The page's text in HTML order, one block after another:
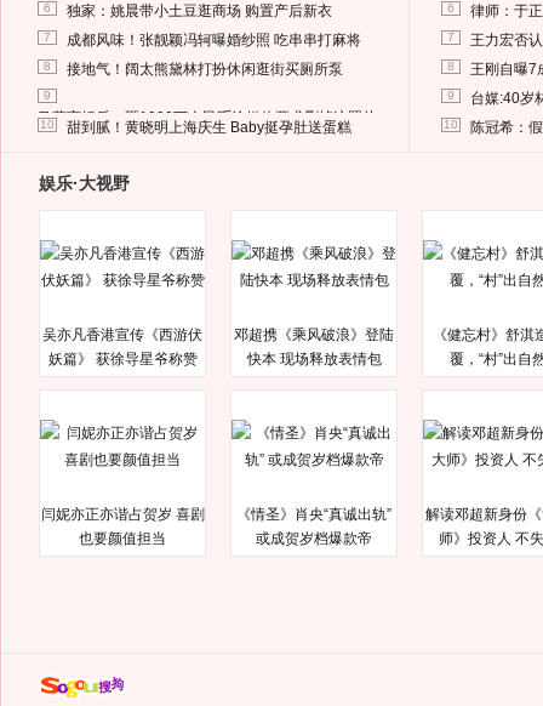
6 独家：姚晨带小土豆逛商场 购置产后新衣
7 成都风味！张靓颖冯轲曝婚纱照 吃串串打麻将
8 接地气！阔太熊黛林打扮休闲逛街买厕所泵
9
马蓉离婚后，砸1000万人民币给媒体要求删掉这照片
10 甜到腻！黄晓明上海庆生 Baby挺孕肚送蛋糕
6 律师：于
7 王力宏否
8 王刚自曝7
9 台媒:40岁
10 陈冠希：
娱乐·大视野
吴亦凡香港宣传《西游伏
妖篇》 获徐导星爷称赞
邓超携《乘风破浪》登陆
快本 现场释放表情包
《健忘村》舒淇
覆，“村”出自
闫妮亦正亦谐占贺岁 喜剧
也要颜值担当
《情圣》肖央“真诚出轨”
或成贺岁档爆款帝
解读邓超新身份
师》投资人 不